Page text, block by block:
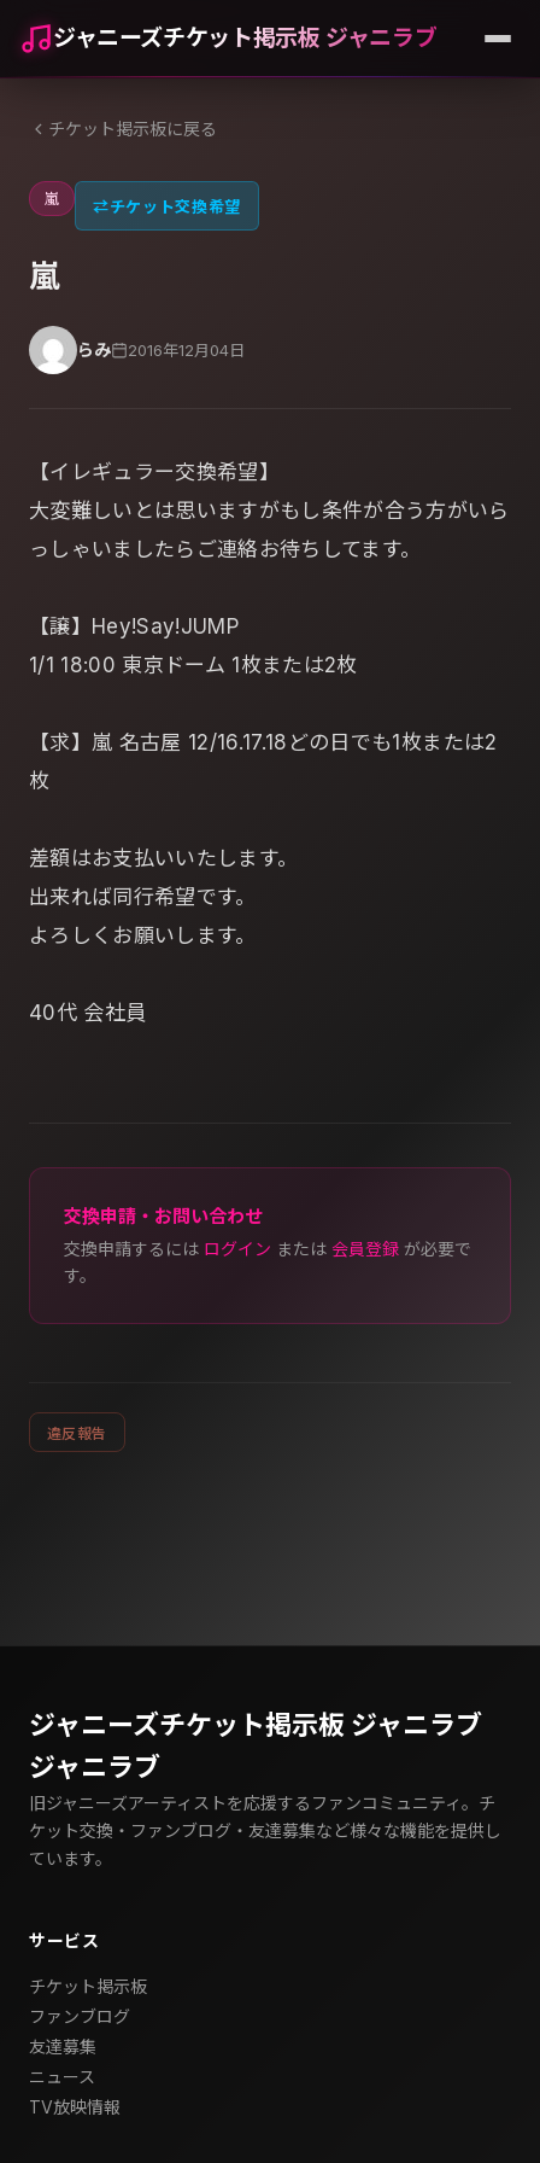
ジャニーズチケット掲示板 ジャニラブ
チケット掲示板に戻る
嵐 ⇄チケット交換希望
嵐
らみ 2016年12月04日
【イレギュラー交換希望】
大変難しいとは思いますがもし条件が合う方がいら
っしゃいましたらご連絡お待ちしてます。
【譲】Hey!Say!JUMP
1/1 18:00 東京ドーム 1枚または2枚
【求】嵐 名古屋 12/16.17.18どの日でも1枚または2
枚
差額はお支払いいたします。
出来れば同行希望です。
よろしくお願いします。
40代 会社員
交換申請・お問い合わせ
交換申請するには ログイン または 会員登録 が必要で
す。
違反報告
ジャニーズチケット掲示板 ジャニラブ
ジャニラブ
旧ジャニーズアーティストを応援するファンコミュニティ。チ
ケット交換・ファンブログ・友達募集など様々な機能を提供し
ています。
サービス
チケット掲示板
ファンブログ
友達募集
ニュース
TV放映情報